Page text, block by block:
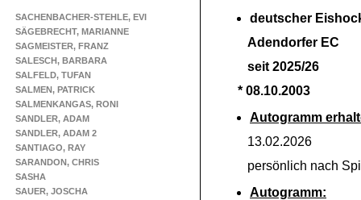
SACHENBACHER-STEHLE, EVI
SÄGEBRECHT, MARIANNE
SAGMEISTER, FRANZ
SALESCH, BARBARA
SALFELD, TUFAN
SALMEN, PATRICK
SALMENKANGAS, RONI
SANDLER, ADAM
SANDLER, ADAM 2
SANTIAGO, RAY
SARANDON, CHRIS
SASHA
SAUER, JOSCHA
deutscher
Adendorfer EC
seit 2025/26
* 08.10.2003
Autogramm
13.02.2026
persönlich nach
Autogramm: